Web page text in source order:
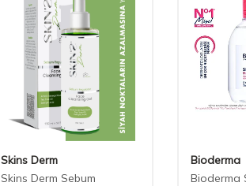
Skins Derm
Skins Derm Sebum
Bioderma
Bioderma